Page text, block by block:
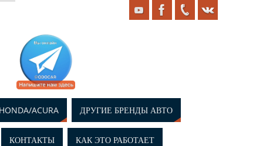
ACURA ДРУГИЕ БРЕНДЫ АВТО
КОНТАКТЫ КАК ЭТО РАБОТАЕТ